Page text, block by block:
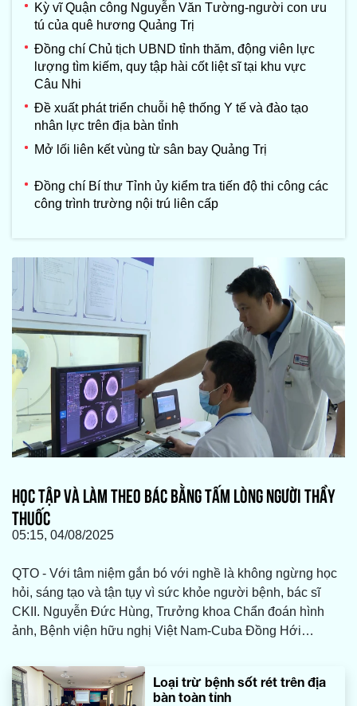
Kỳ vĩ Quận công Nguyễn Văn Tường-người con ưu
tú của quê hương Quảng Trị
Đồng chí Chủ tịch UBND tỉnh thăm, động viên lực
lượng tìm kiếm, quy tập hài cốt liệt sĩ tại khu vực
Câu Nhi
Đề xuất phát triển chuỗi hệ thống Y tế và đào tạo
nhân lực trên địa bàn tỉnh
Mở lối liên kết vùng từ sân bay Quảng Trị
Đồng chí Bí thư Tỉnh ủy kiểm tra tiến độ thi công các
công trình trường nội trú liên cấp
HỌC TẬP VÀ LÀM THEO BÁC BẰNG TẤM LÒNG NGƯỜI THẦY
THUỐC
05:15, 04/08/2025
QTO - Với tâm niệm gắn bó với nghề là không ngừng học
hỏi, sáng tạo và tận tụy vì sức khỏe người bệnh, bác sĩ
CKII. Nguyễn Đức Hùng, Trưởng khoa Chẩn đoán hình
ảnh, Bệnh viện hữu nghị Việt Nam-Cuba Đồng Hới
việc rèn luyện chuyên môn, nâng cao y đức.
Loại trừ bệnh sốt rét trên địa
bàn toàn tỉnh